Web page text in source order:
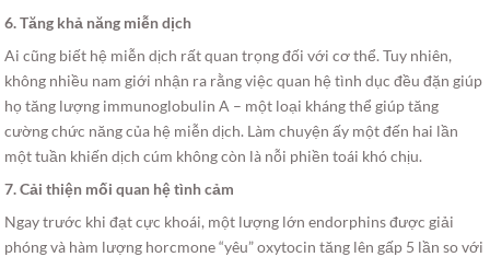
6. Tăng khả năng miễn dịch
Ai cũng biết hệ miễn dịch rất quan trọng đối với cơ thể. Tuy nhiên,
không nhiều nam giới nhận ra rằng việc quan hệ tình dục đều đặn giúp
họ tăng lượng immunoglobulin A – một loại kháng thể giúp tăng
cường chức năng của hệ miễn dịch. Làm chuyện ấy một đến hai lần
một tuần khiến dịch cúm không còn là nỗi phiền toái khó chịu.
7. Cải thiện mối quan hệ tình cảm
Ngay trước khi đạt cực khoái, một lượng lớn endorphins được giải
phóng và hàm lượng horcmone “yêu” oxytocin tăng lên gấp 5 lần so với